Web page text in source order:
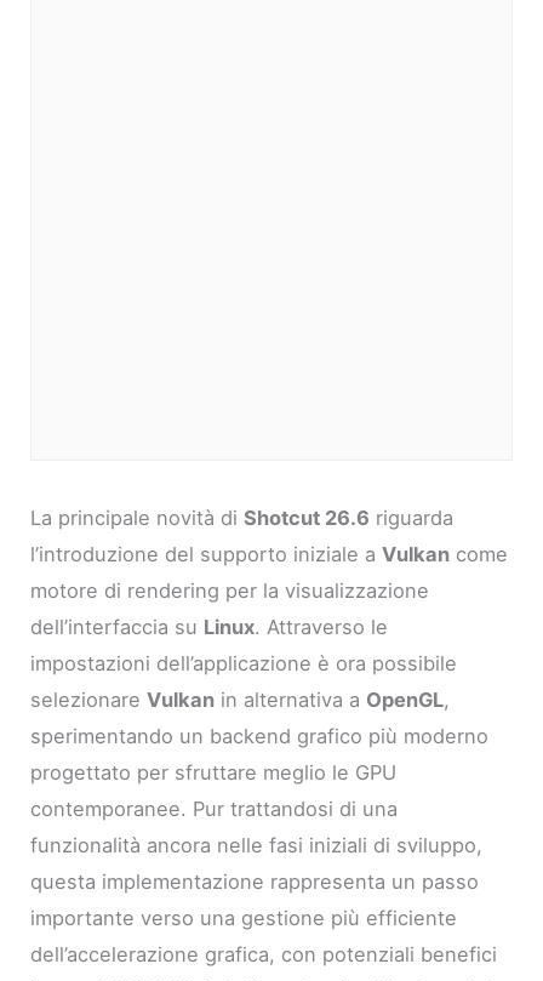
La principale novità diShotcut 26.6 riguarda
l’introduzione del supporto iniziale aVulkan come
motore di rendering per la visualizzazione
dell’interfaccia su Linux. Attraverso le
impostazioni dell’applicazione è ora possibile
selezionareVulkan in alternativa a OpenGL,
sperimentando un backend grafico più moderno
progettato per sfruttare meglio le GPU
contemporanee. Pur trattandosi di una
funzionalità ancora nelle fasi iniziali di sviluppo,
questa implementazione rappresenta un passo
importante verso una gestione più efficiente
dell’accelerazione grafica, con potenziali benefici